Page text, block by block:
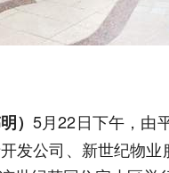
）5月22日下午，由
发公司、新世纪物